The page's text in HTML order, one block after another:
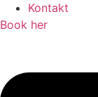
Kontakt
Book her